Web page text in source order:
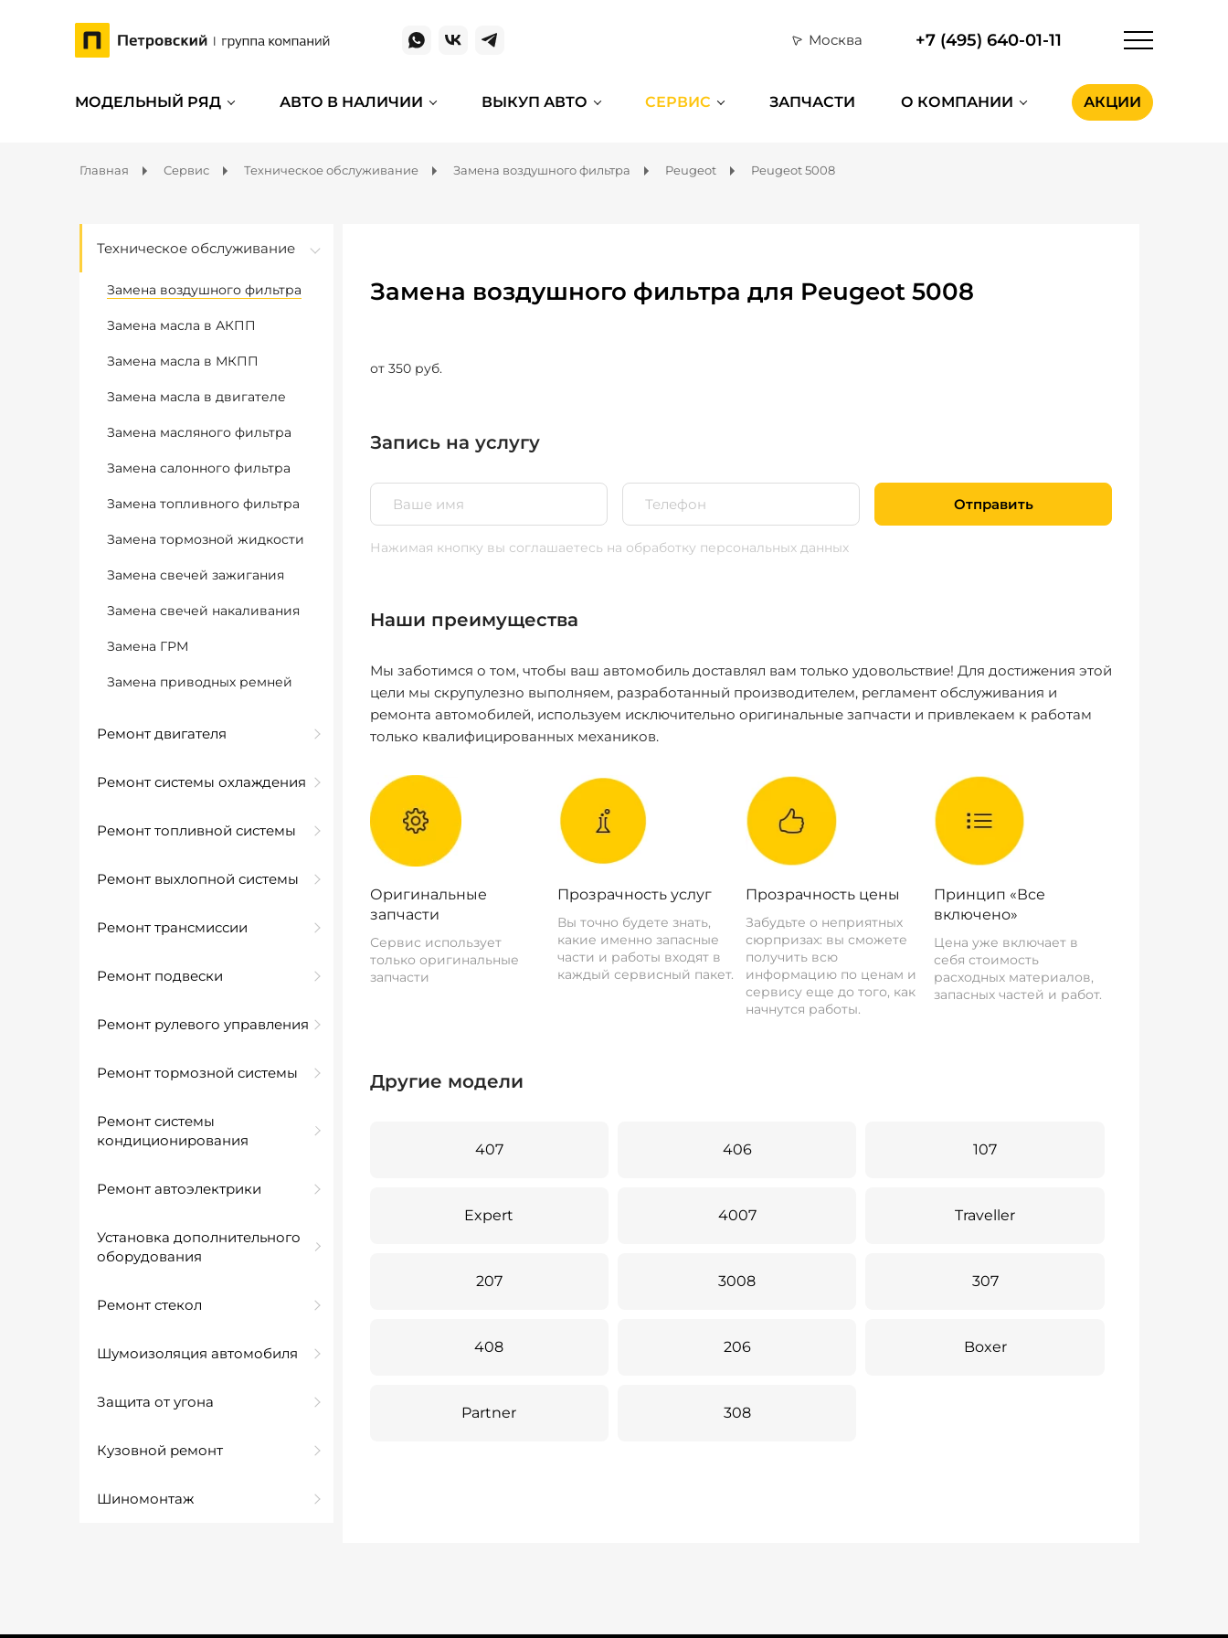
Москва +7 (495) 640-01-11
МОДЕЛЬНЫЙ РЯД АВТО В НАЛИЧИИ ВЫКУП АВТО СЕРВИС ЗАПЧАСТИ О КОМПАНИИ АКЦИИ
Главная Сервис Техническое обслуживание Замена воздушного фильтра Peugeot Peugeot 5008
Техническое обслуживание
Замена воздушного фильтра
Замена масла в АКПП
Замена масла в МКПП
Замена масла в двигателе
Замена масляного фильтра
Замена салонного фильтра
Замена топливного фильтра
Замена тормозной жидкости
Замена свечей зажигания
Замена свечей накаливания
Замена ГРМ
Замена приводных ремней
Ремонт двигателя
Ремонт системы охлаждения
Ремонт топливной системы
Ремонт выхлопной системы
Ремонт трансмиссии
Ремонт подвески
Ремонт рулевого управления
Ремонт тормозной системы
Ремонт системы
кондиционирования
Ремонт автоэлектрики
Установка дополнительного
оборудования
Ремонт стекол
Шумоизоляция автомобиля
Защита от угона
Кузовной ремонт
Шиномонтаж
Замена воздушного фильтра для Peugeot 5008
от 350 руб.
Запись на услугу
Отправить
Нажимая кнопку вы соглашаетесь на обработку персональных данных
Наши преимущества
Мы заботимся о том, чтобы ваш автомобиль доставлял вам только удовольствие! Для достижения этой
цели мы скрупулезно выполняем, разработанный производителем, регламент обслуживания и
ремонта автомобилей, используем исключительно оригинальные запчасти и привлекаем к работам
только квалифицированных механиков.
Оригинальные
запчасти
Сервис использует
только оригинальные
запчасти
Прозрачность услуг
Вы точно будете знать,
какие именно запасные
части и работы входят в
каждый сервисный пакет.
Прозрачность цены
Забудьте о неприятных
сюрпризах: вы сможете
получить всю
информацию по ценам и
сервису еще до того, как
начнутся работы.
Принцип «Все
включено»
Цена уже включает в
себя стоимость
расходных материалов,
запасных частей и работ.
Другие модели
407 406 107
Expert 4007 Traveller
207 3008 307
408 206 Boxer
Partner 308